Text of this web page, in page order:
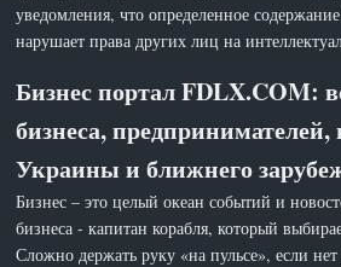
уведомления, что определенное
нарушает права других лиц на
Бизнес портал FDLX.COM:
бизнеса, предпринимателей,
Украины и ближнего
Бизнес – это целый океан событий и
бизнеса - капитан корабля, который
Сложно держать руку «на пульсе», если